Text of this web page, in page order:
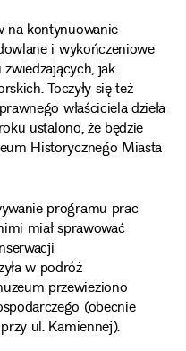
na kontynuowanie
i wykończeniowe
jak
Toczyły się też
właściciela dzieła
ustalono, że będzie
Historycznego Miasta
programu prac
miał sprawować
w podróż
przewieziono
(obecnie
ul. Kamiennej).